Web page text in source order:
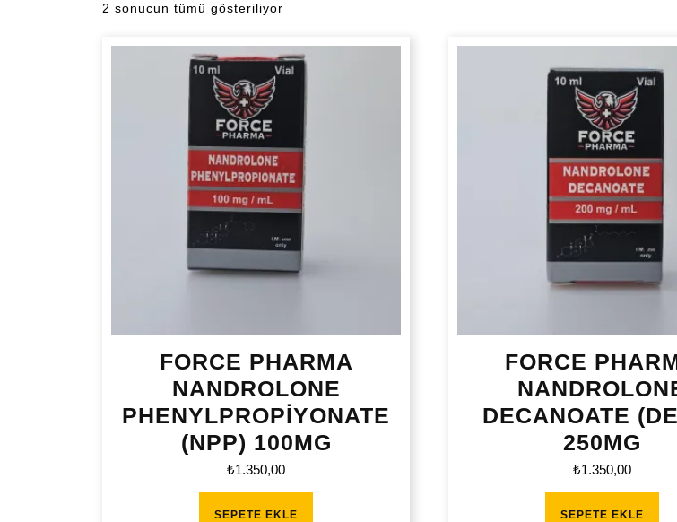
2 sonucun tümü gösteriliyor
sıralandı
FORCE PHARMA
NANDROLONE
PHENYLPROPİYONATE
(NPP) 100MG
₺1.350,00
SEPETE EKLE
FORCE
DECANOATE
250MG
₺1.350,00
SEPETE EKLE